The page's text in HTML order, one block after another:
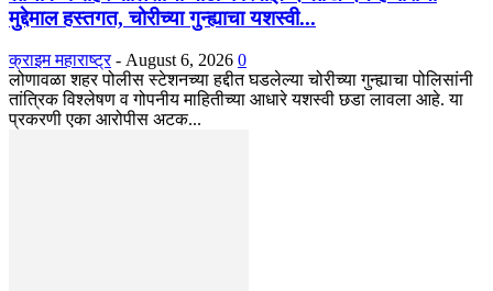
मुद्देमाल हस्तगत, चोरीच्या गुन्ह्याचा यशस्वी...
क्राइम महाराष्ट्र - August 6, 2026 0
​लोणावळा शहर पोलीस स्टेशनच्या हद्दीत घडलेल्या चोरीच्या गुन्ह्याचा पोलिसांनी
तांत्रिक विश्लेषण व गोपनीय माहितीच्या आधारे यशस्वी छडा लावला आहे. या
प्रकरणी एका आरोपीस अटक...